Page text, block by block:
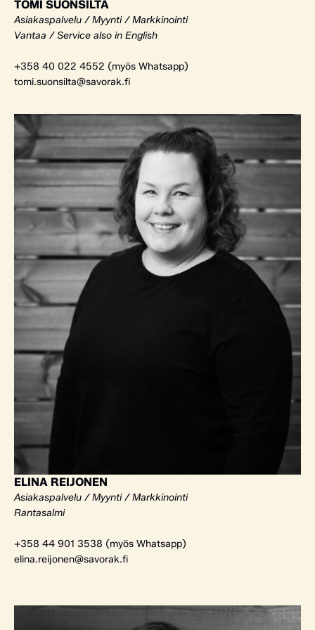
TOMI SUONSILTA
Asiakaspalvelu / Myynti / Markkinointi
Vantaa / Service also in English
+358 40 022 4552 (myös Whatsapp)
tomi.suonsilta@savorak.fi
ELINA REIJONEN
Asiakaspalvelu / Myynti / Markkinointi
Rantasalmi
+358 44 901 3538 (myös Whatsapp)
elina.reijonen@savorak.fi